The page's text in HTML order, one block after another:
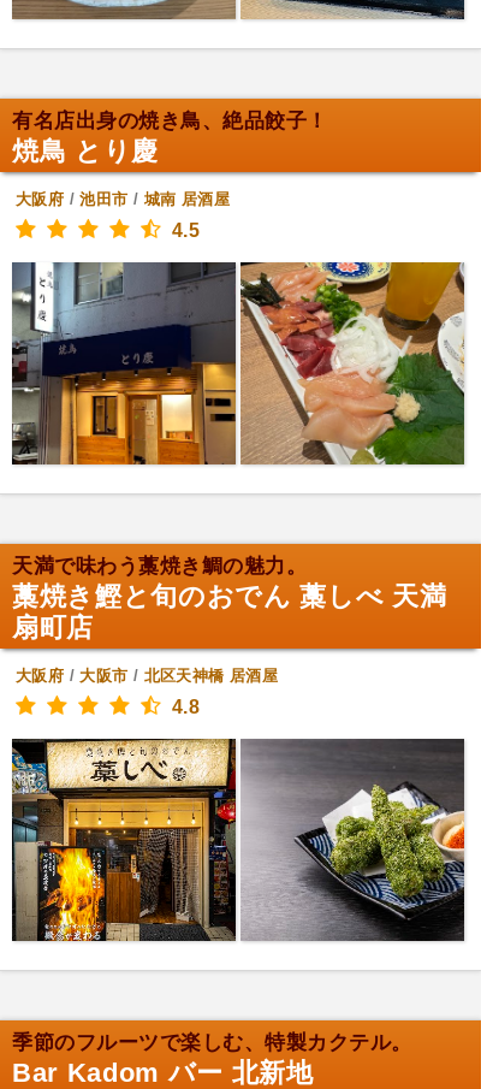
有名店出身の焼き鳥、絶品餃子！
焼鳥 とり慶
大阪府 /池田市 / 城南 居酒屋
4.5
天満で味わう藁焼き鯛の魅力。
藁焼き鰹と旬のおでん 藁しべ 天満
扇町店
大阪府 /大阪市 / 北区天神橋 居酒屋
4.8
季節のフルーツで楽しむ、特製カクテル。
Bar Kadom バー 北新地